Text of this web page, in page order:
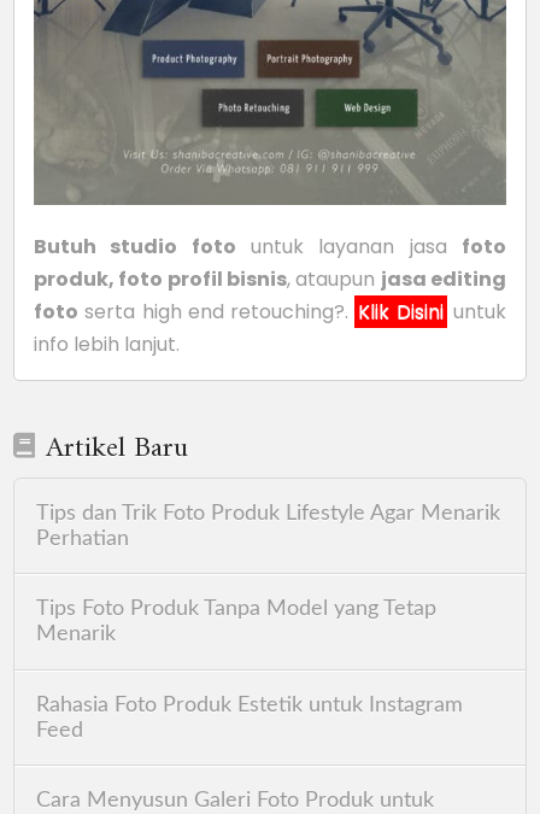
Butuh studio foto untuk layanan jasa foto
produk, foto profil bisnis, ataupun jasa editing
foto serta high end retouching?. Klik Disini untuk
info lebih lanjut.
Artikel Baru
Tips dan Trik Foto Produk Lifestyle Agar Menarik
Perhatian
Tips Foto Produk Tanpa Model yang Tetap
Menarik
Rahasia Foto Produk Estetik untuk Instagram
Feed
Cara Menyusun Galeri Foto Produk untuk